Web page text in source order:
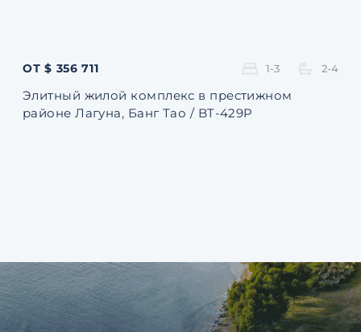
ОТ $ 356 711 1-3 2-4
Элитный жилой комплекс в престижном
районе Лагуна, Банг Тао / BT-429P